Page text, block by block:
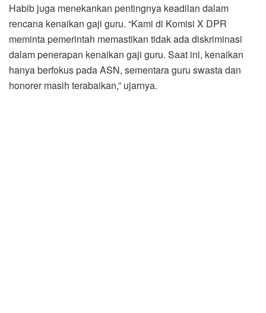
Habib juga menekankan pentingnya keadilan dalam
rencana kenaikan gaji guru. “Kami di Komisi X DPR
meminta pemerintah memastikan tidak ada diskriminasi
dalam penerapan kenaikan gaji guru. Saat ini, kenaikan
hanya berfokus pada ASN, sementara guru swasta dan
honorer masih terabaikan,” ujarnya.